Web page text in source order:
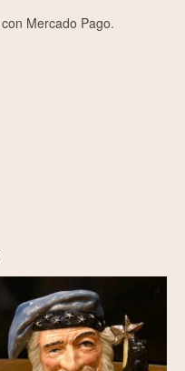
con Mercado Pago.